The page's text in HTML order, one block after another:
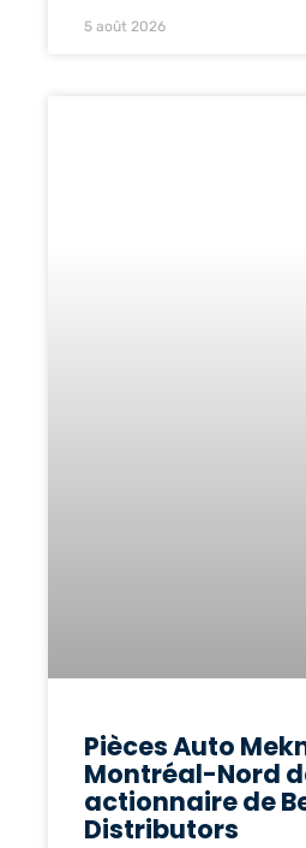
5 août 2026
Pièces Auto
Montréal-Nord
actionnaire de
Distributors